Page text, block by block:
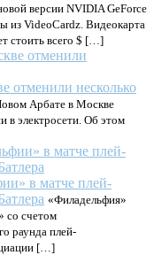
версии NVIDIA GeForce
из VideoCardz. Видеокарта
стоить всего $ […]
отменили несколько
Арбате в Москве
в электросети. Об этом
в матче плей-
«Филадельфия»
со счетом
раунда плей-
[…]